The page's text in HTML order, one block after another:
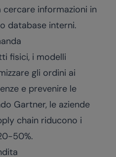
informazioni in
database interni.
fisici, i modelli
gli ordini ai
e prevenire le
Gartner, le aziende
chain riducono i
50%.